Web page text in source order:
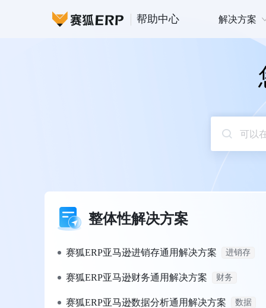
帮助中心 解决方案
整体性解决方案
赛狐ERP亚马逊进销存通用解决方案 进销存
赛狐ERP亚马逊财务通用解决方案 财务
赛狐ERP亚马逊数据分析通用解决方案 数据